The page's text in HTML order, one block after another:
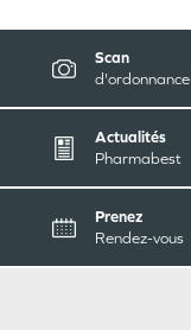
Scan
d'ordonnance
Actualités
Pharmabest
Prenez
Rendez-vous